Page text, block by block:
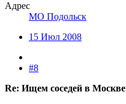
Адрес
МО Подольск
15 Июл 2008
#8
Re: Ищем соседей в Москве